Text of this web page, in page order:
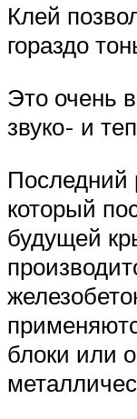
Клей
гораздо
Это очень
звуко- и
Последний
который
будущей
блоки или